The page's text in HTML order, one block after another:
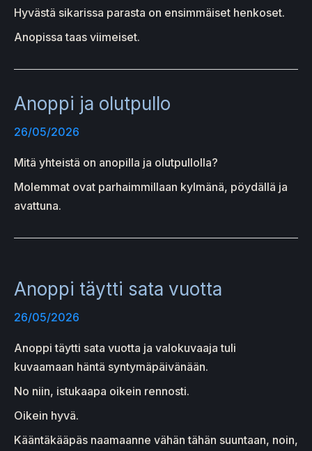
Hyvästä sikarissa parasta on ensimmäiset henkoset.
Anopissa taas viimeiset.
Anoppi ja olutpullo
26/05/2026
Mitä yhteistä on anopilla ja olutpullolla?
Molemmat ovat parhaimmillaan kylmänä, pöydällä ja
avattuna.
Anoppi täytti sata vuotta
26/05/2026
Anoppi täytti sata vuotta ja valokuvaaja tuli
kuvaamaan häntä syntymäpäivänään.
No niin, istukaapa oikein rennosti.
Oikein hyvä.
Kääntäkääpäs naamaanne vähän tähän suuntaan, noin,